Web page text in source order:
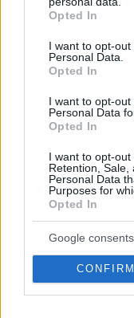
grant or deny
use your data for
consent section.
Opted In
I want to opt-
Personal Data.
Opted In
I want to opt-
Personal Data
Opted In
I want to opt-out
Retention, Sale,
Personal Data
Purposes for
Opted In
Google consents
CONFIRM
Το επίκεντρο της
νοτιοδυτικά της
17.12.2024, 00:55